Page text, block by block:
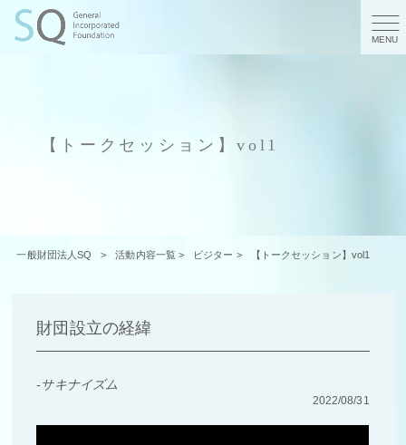
MENU
【トークセッション】vol1
一般財団法人SQ > 活動内容一覧> ビジター > 【トークセッション】vol1
財団設立の経緯
サキナイズム
2022/08/31